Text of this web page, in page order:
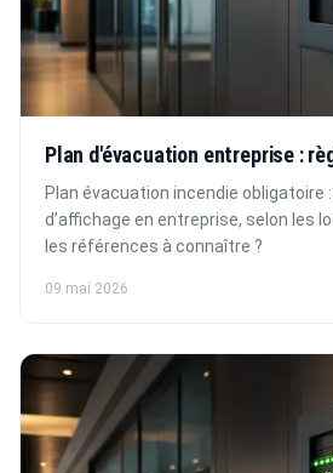
Plan d'évacuation entreprise :
Plan évacuation incendie obligatoire
d’affichage en entreprise, selon les
les références à connaître ?
09 mai 2026